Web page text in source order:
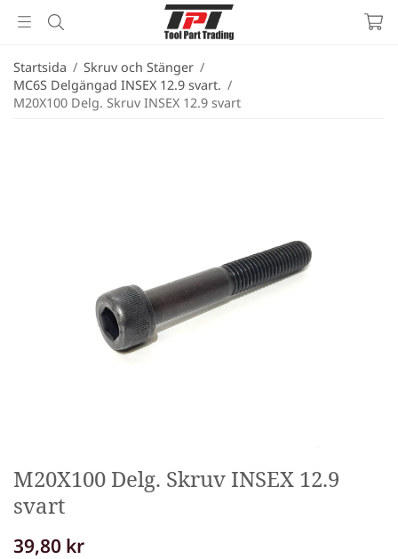
Startsida / Skruv och Stänger /
MC6S Delgängad INSEX 12.9 svart. /
M20X100 Delg. Skruv INSEX 12.9 svart
M20X100 Delg. Skruv INSEX 12.9
svart
39,80 kr